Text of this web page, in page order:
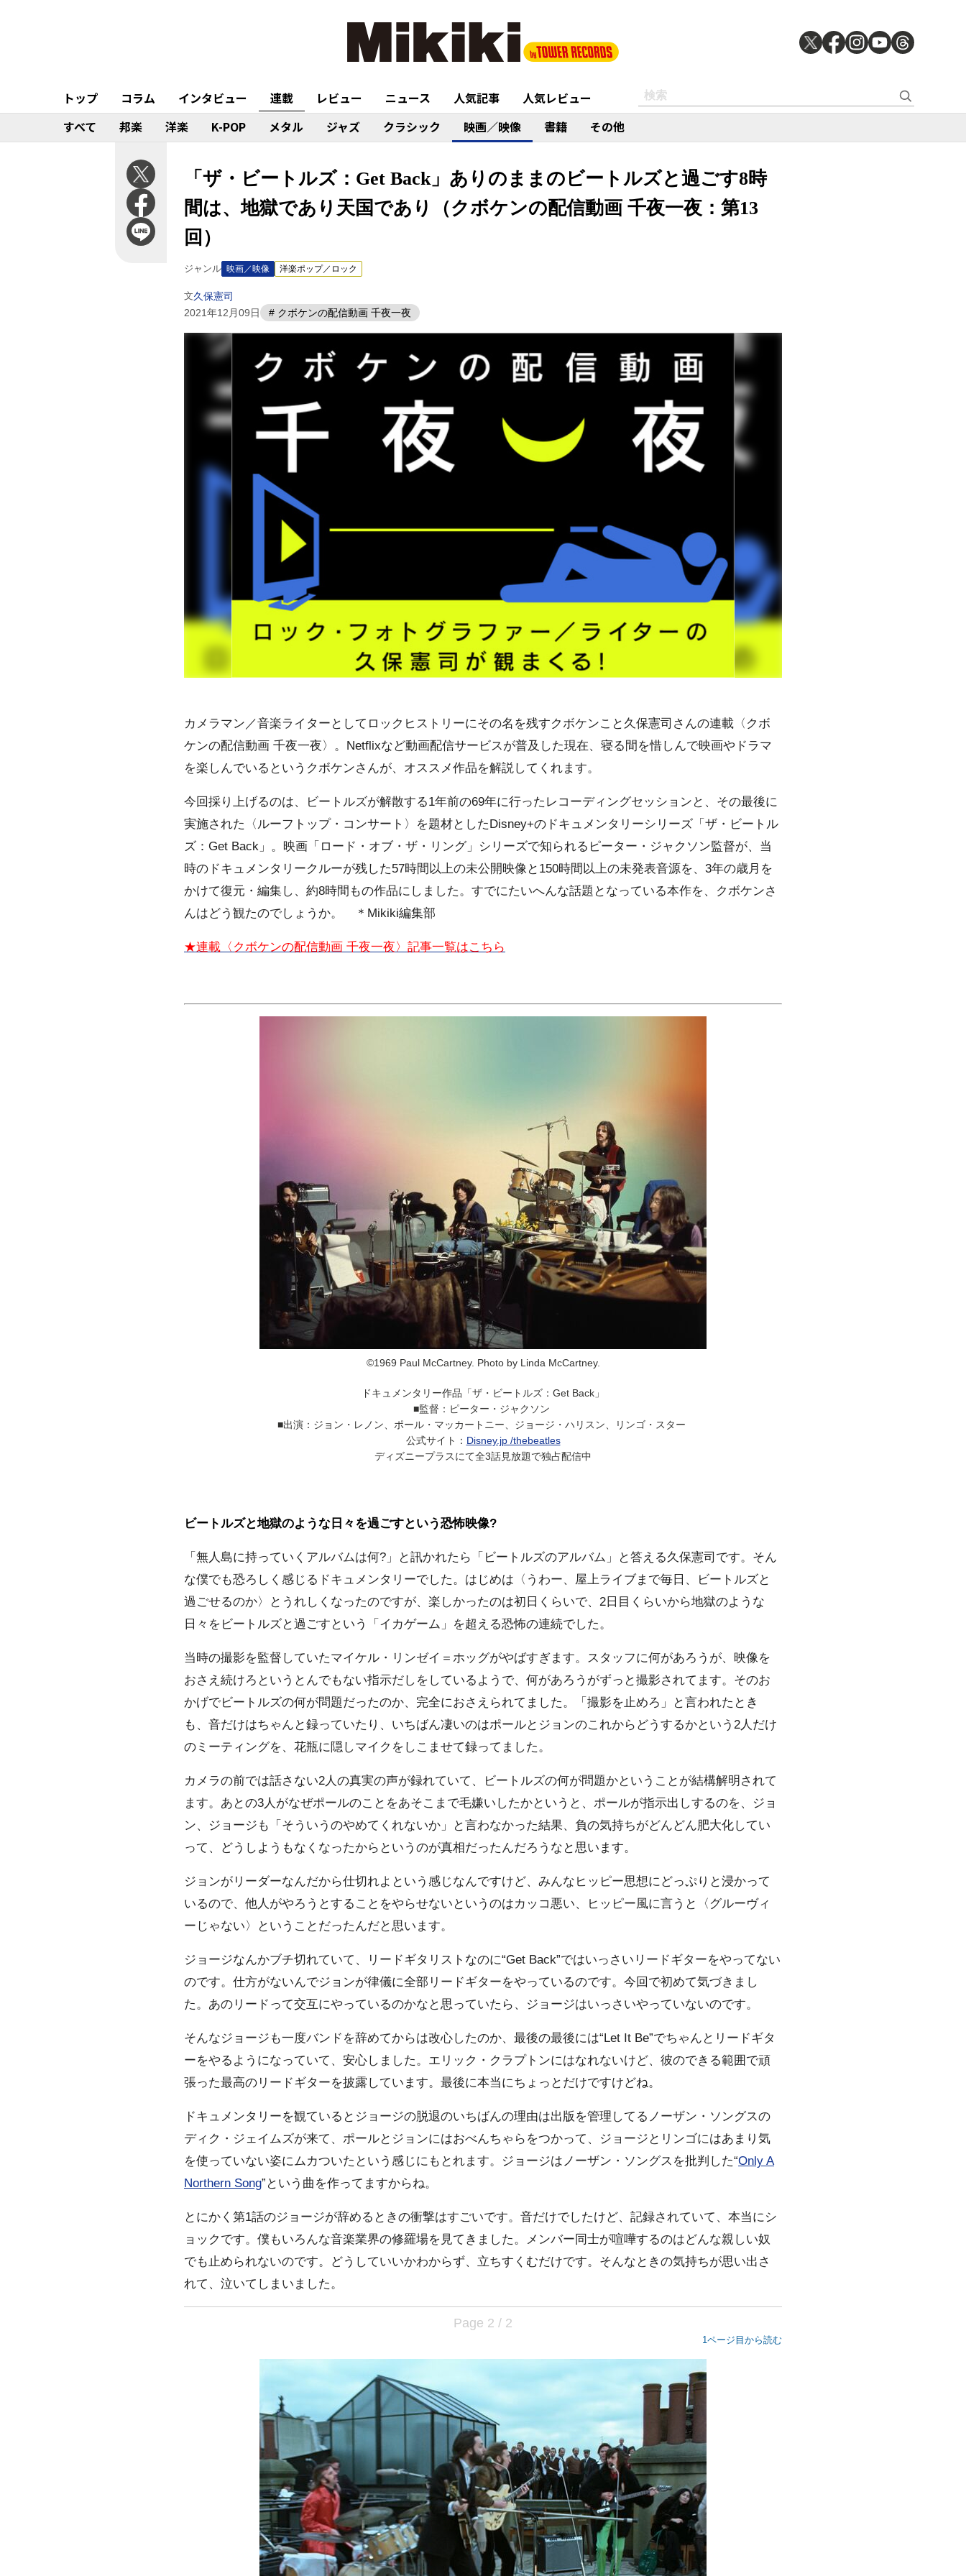
トップ コラム インタビュー 連載 レビュー ニュース 人気記事
人気レビュー
すべて
邦楽 洋楽 K-POP メタル ジャズ クラシック 映画／映像 書籍 その他
「ザ・ビートルズ：Get Back」ありのままのビートルズと過ごす8時
間は、地獄であり天国であり（クボケンの配信動画 千夜一夜：第13
回）
ジャンル 映画／映像 洋楽ポップ／ロック
文久保憲司
2021年12月09日
# クボケンの配信動画 千夜一夜
カメラマン／音楽ライターとしてロックヒストリーにその名を残すクボケンこと久保憲司さんの連載〈クボ
ケンの配信動画 千夜一夜〉。Netflixなど動画配信サービスが普及した現在、寝る間を惜しんで映画やドラマ
を楽しんでいるというクボケンさんが、オススメ作品を解説してくれます。
今回採り上げるのは、ビートルズが解散する1年前の69年に行ったレコーディングセッションと、その最後に
実施された〈ルーフトップ・コンサート〉を題材としたDisney+のドキュメンタリーシリーズ「ザ・ビートル
ズ：Get Back」。映画「ロード・オブ・ザ・リング」シリーズで知られるピーター・ジャクソン監督が、当
時のドキュメンタリークルーが残した57時間以上の未公開映像と150時間以上の未発表音源を、3年の歳月を
かけて復元・編集し、約8時間もの作品にしました。すでにたいへんな話題となっている本作を、クボケンさ
んはどう観たのでしょうか。 ＊Mikiki編集部
★連載 〈 クボケンの配信動画 千夜一夜〉記事一覧はこちら
©1969 Paul McCartney. Photo by Linda McCartney.
ドキュメンタリー作品「ザ・ビートルズ：Get Back」
■監督：ピーター・ジャクソン
■出演：ジョン・レノン、ポール・マッカートニー、ジョージ・ハリスン、リンゴ・スター
公式サイト： Disney.jp /thebeatles
ディズニープラスにて全3話見放題で独占配信中
ビートルズと地獄のような日々を過ごすという恐怖映像?
「無人島に持っていくアルバムは何?」と訊かれたら「ビートルズのアルバム」と答える久保憲司です。そん
な僕でも恐ろしく感じるドキュメンタリーでした。はじめは〈うわー、屋上ライブまで毎日、ビートルズと
過ごせるのか〉とうれしくなったのですが、楽しかったのは初日くらいで、2日目くらいから地獄のような
日々をビートルズと過ごすという「イカゲーム」を超える恐怖の連続でした。
当時の撮影を監督していたマイケル・リンゼイ＝ホッグがやばすぎます。スタッフに何があろうが、映像を
おさえ続けろというとんでもない指示だしをしているようで、何があろうがずっと撮影されてます。そのお
かげでビートルズの何が問題だったのか、完全におさえられてました。「撮影を止めろ」と言われたとき
も、音だけはちゃんと録っていたり、いちばん凄いのはポールとジョンのこれからどうするかという2人だけ
のミーティングを、花瓶に隠しマイクをしこませて録ってました。
カメラの前では話さない2人の真実の声が録れていて、ビートルズの何が問題かということが結構解明されて
ます。あとの3人がなぜポールのことをあそこまで毛嫌いしたかというと、ポールが指示出しするのを、ジョ
ン、ジョージも「そういうのやめてくれないか」と言わなかった結果、負の気持ちがどんどん肥大化してい
って、どうしようもなくなったからというのが真相だったんだろうなと思います。
ジョンがリーダーなんだから仕切れよという感じなんですけど、みんなヒッピー思想にどっぷりと浸かって
いるので、他人がやろうとすることをやらせないというのはカッコ悪い、ヒッピー風に言うと〈グルーヴィ
ーじゃない〉ということだったんだと思います。
ジョージなんかブチ切れていて、リードギタリストなのに“Get Back”ではいっさいリードギターをやってない
のです。仕方がないんでジョンが律儀に全部リードギターをやっているのです。今回で初めて気づきまし
た。あのリードって交互にやっているのかなと思っていたら、ジョージはいっさいやっていないのです。
そんなジョージも一度バンドを辞めてからは改心したのか、最後の最後には“Let It Be”でちゃんとリードギタ
ーをやるようになっていて、安心しました。エリック・クラプトンにはなれないけど、彼のできる範囲で頑
張った最高のリードギターを披露しています。最後に本当にちょっとだけですけどね。
ドキュメンタリーを観ているとジョージの脱退のいちばんの理由は出版を管理してるノーザン・ソングスの
ディク・ジェイムズが来て、ポールとジョンにはおべんちゃらをつかって、ジョージとリンゴにはあまり気
を使っていない姿にムカついたという感じにもとれます。ジョージはノーザン・ソングスを批判した“Only A
Northern Song”という曲を作ってますからね。
とにかく第1話のジョージが辞めるときの衝撃はすごいです。音だけでしたけど、記録されていて、本当にシ
ョックです。僕もいろんな音楽業界の修羅場を見てきました。メンバー同士が喧嘩するのはどんな親しい奴
でも止められないのです。どうしていいかわからず、立ちすくむだけです。そんなときの気持ちが思い出さ
れて、泣いてしまいました。
Page 2 / 2
1ページ目から読む